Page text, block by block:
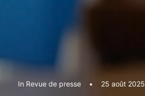
In Revue de presse • 25 août 2025